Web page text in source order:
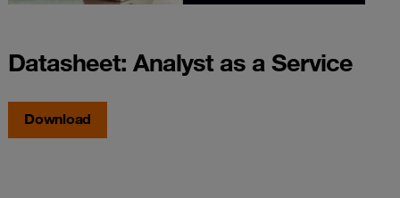
Datasheet: Analyst as a Service
Download